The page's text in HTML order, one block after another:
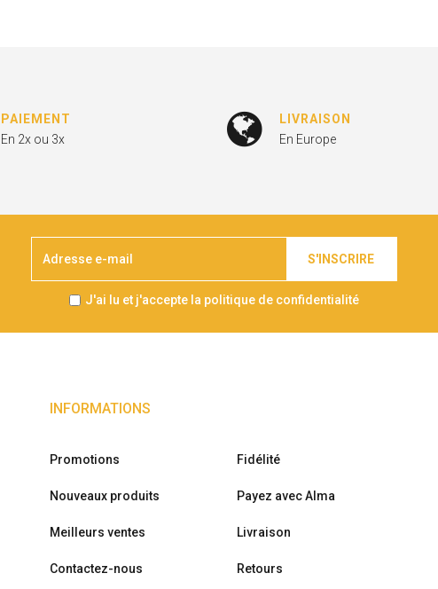
PAIEMENT
En 2x ou 3x
LIVRAISON
En Europe
S'INSCRIRE
J'ai lu et j'accepte la politique de confidentialité
INFORMATIONS
Promotions
Nouveaux produits
Meilleurs ventes
Contactez-nous
Fidélité
Payez avec Alma
Livraison
Retours